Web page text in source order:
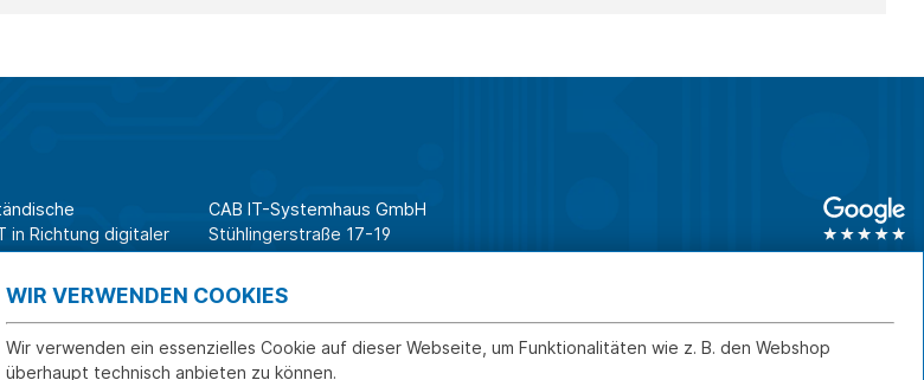
in Richtung digitaler
Effizienz am
CAB IT-Systemhaus GmbH
Stühlingerstraße 17-19
79106 Freiburg
Tel. Shop für Privatkunden
WIR VERWENDEN COOKIES
Wir verwenden ein essenzielles Cookie auf dieser Webseite, um Funktionalitäten wie z. B. den Webshop
überhaupt technisch anbieten zu können.